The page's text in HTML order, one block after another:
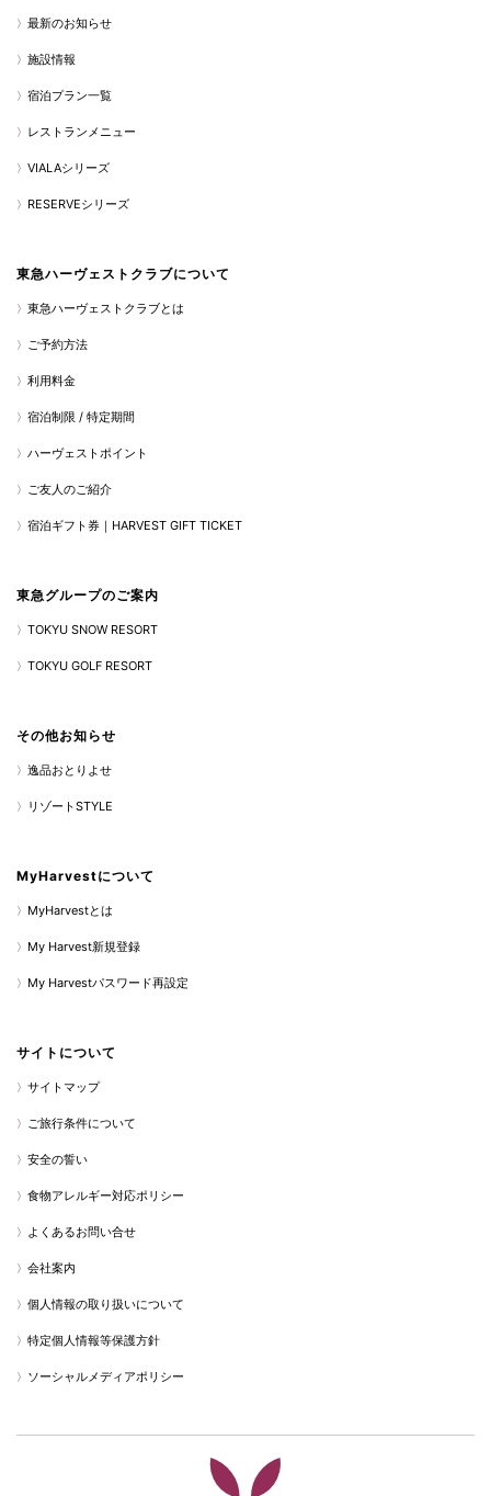
最新のお知らせ
施設情報
宿泊プラン一覧
レストランメニュー
VIALAシリーズ
RESERVEシリーズ
東急ハーヴェストクラブについて
東急ハーヴェストクラブとは
ご予約方法
利用料金
宿泊制限 / 特定期間
ハーヴェストポイント
ご友人のご紹介
宿泊ギフト券｜HARVEST GIFT TICKET
東急グループのご案内
TOKYU SNOW RESORT
TOKYU GOLF RESORT
その他お知らせ
逸品おとりよせ
リゾートSTYLE
MyHarvestについて
MyHarvestとは
My Harvest新規登録
My Harvestパスワード再設定
サイトについて
サイトマップ
ご旅行条件について
安全の誓い
食物アレルギー対応ポリシー
よくあるお問い合せ
会社案内
個人情報の取り扱いについて
特定個人情報等保護方針
ソーシャルメディアポリシー